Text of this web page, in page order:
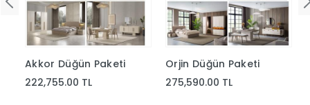
Akkor Düğün Paketi
222,755.00 TL
Orjin Düğün Paketi
275,590.00 TL